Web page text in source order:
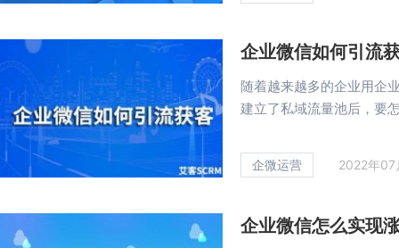
企业微信如何引流
随着越来越多的企业用企
建立了私域流量池后，要
企微运营 2022年
企业微信怎么实现